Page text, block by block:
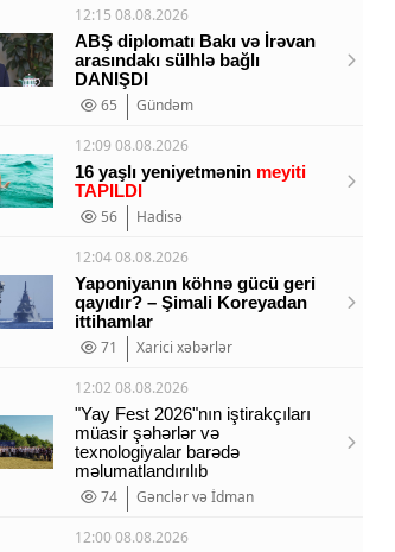
Где будет встреча
России: Европа?
12:15 08.08.2026
ABŞ diplomatı Bakı və İrəvan
arasındakı sülhlə bağlı
DANIŞDI
65
Gündəm
12:09 08.08.2026
16 yaşlı yeniyetmənin meyiti
TAPILDI
56
Hadisə
12:04 08.08.2026
Yaponiyanın köhnə gücü geri
qayıdır? – Şimali Koreyadan
ittihamlar
71
Xarici xəbərlər
12:02 08.08.2026
"Yay Fest 2026"nın iştirakçıları
müasir şəhərlər və
texnologiyalar barədə
məlumatlandırılıb
74
Gənclər və İdman
12:00 08.08.2026